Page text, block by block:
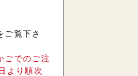
ご覧下さ
ごでのご注
より順次